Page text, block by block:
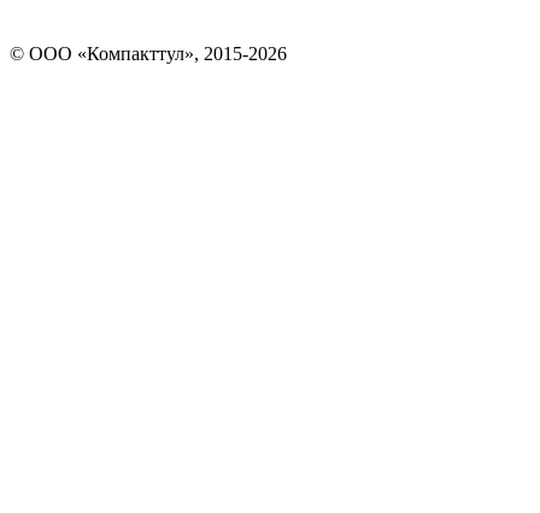
© OOO «Компакттул», 2015-2026